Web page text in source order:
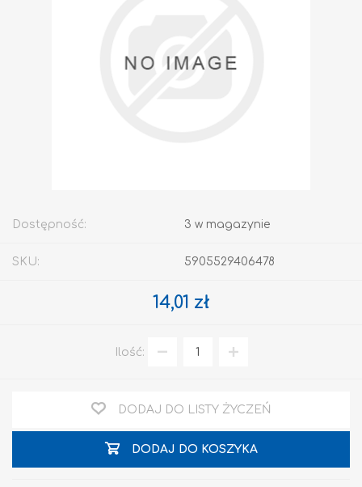
Dostępność: 3 w magazynie
SKU: 5905529406478
14,01 zł
Ilość:
DODAJ DO LISTY ŻYCZEŃ
DODAJ DO KOSZYKA